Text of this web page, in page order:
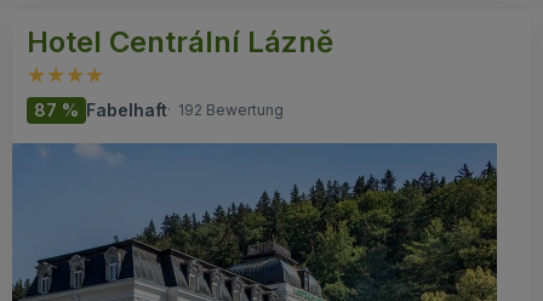
Hotel Centrální Lázně
87 % Fabelhaft· 192 Bewertung